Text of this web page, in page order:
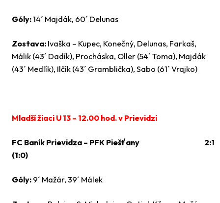
Góly:14´ Majdák, 60´ Delunas
Zostava: Ivaška – Kupec, Konečný, Delunas, Farkaš,
Málik (43´ Dadík), Procháska, Oller (54´ Toma), Majdák
(43´ Medlík), Ilčík (43´ Gramblička), Sabo (61´ Vrajko)
Mladší žiaci U 13 – 12.00 hod. v Prievidzi
FC Baník Prievidza – PFK Piešťany 2:1
(1:0)
Góly: 9´ Mažár, 39´ Málek